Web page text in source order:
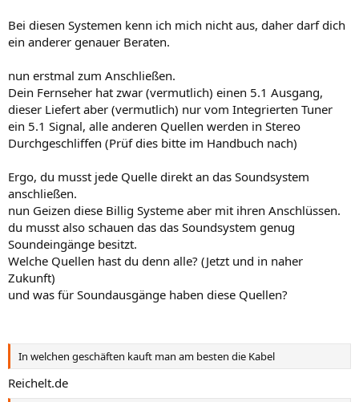
Bei diesen Systemen kenn ich mich nicht aus, daher darf dich
ein anderer genauer Beraten.
nun erstmal zum Anschließen.
Dein Fernseher hat zwar (vermutlich) einen 5.1 Ausgang,
dieser Liefert aber (vermutlich) nur vom Integrierten Tuner
ein 5.1 Signal, alle anderen Quellen werden in Stereo
Durchgeschliffen (Prüf dies bitte im Handbuch nach)
Ergo, du musst jede Quelle direkt an das Soundsystem
anschließen.
nun Geizen diese Billig Systeme aber mit ihren Anschlüssen.
du musst also schauen das das Soundsystem genug
Soundeingänge besitzt.
Welche Quellen hast du denn alle? (Jetzt und in naher
Zukunft)
und was für Soundausgänge haben diese Quellen?
In welchen geschäften kauft man am besten die Kabel
Reichelt.de